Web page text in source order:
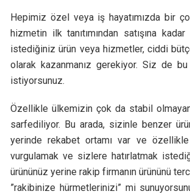
Hepimiz özel veya iş hayatımızda bir
hizmetin ilk tanıtımından satışına
istediğiniz ürün veya hizmetler, ciddi
olarak kazanmanız gerekiyor. Siz de
istiyorsunuz.
Özellikle ülkemizin çok da stabil
sarfediliyor. Bu arada, sizinle benzer
yerinde rekabet ortamı var ve
vurgulamak ve sizlere hatırlatmak
ürününüz yerine rakip firmanın ürününü
”rakibinize hürmetlerinizi” mi